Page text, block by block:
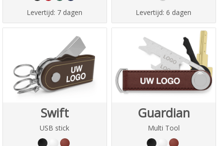
Levertijd: 7 dagen Levertijd: 6 dagen
Swift
USB stick
Guardian
Multi Tool